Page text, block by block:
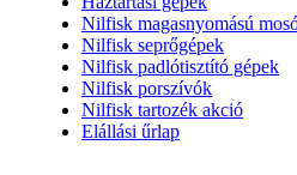
Nilfisk magasnyomású
Nilfisk seprőgépek
Nilfisk padlótisztító gépek
Nilfisk porszívók
Nilfisk tartozék akció
Elállási űrlap